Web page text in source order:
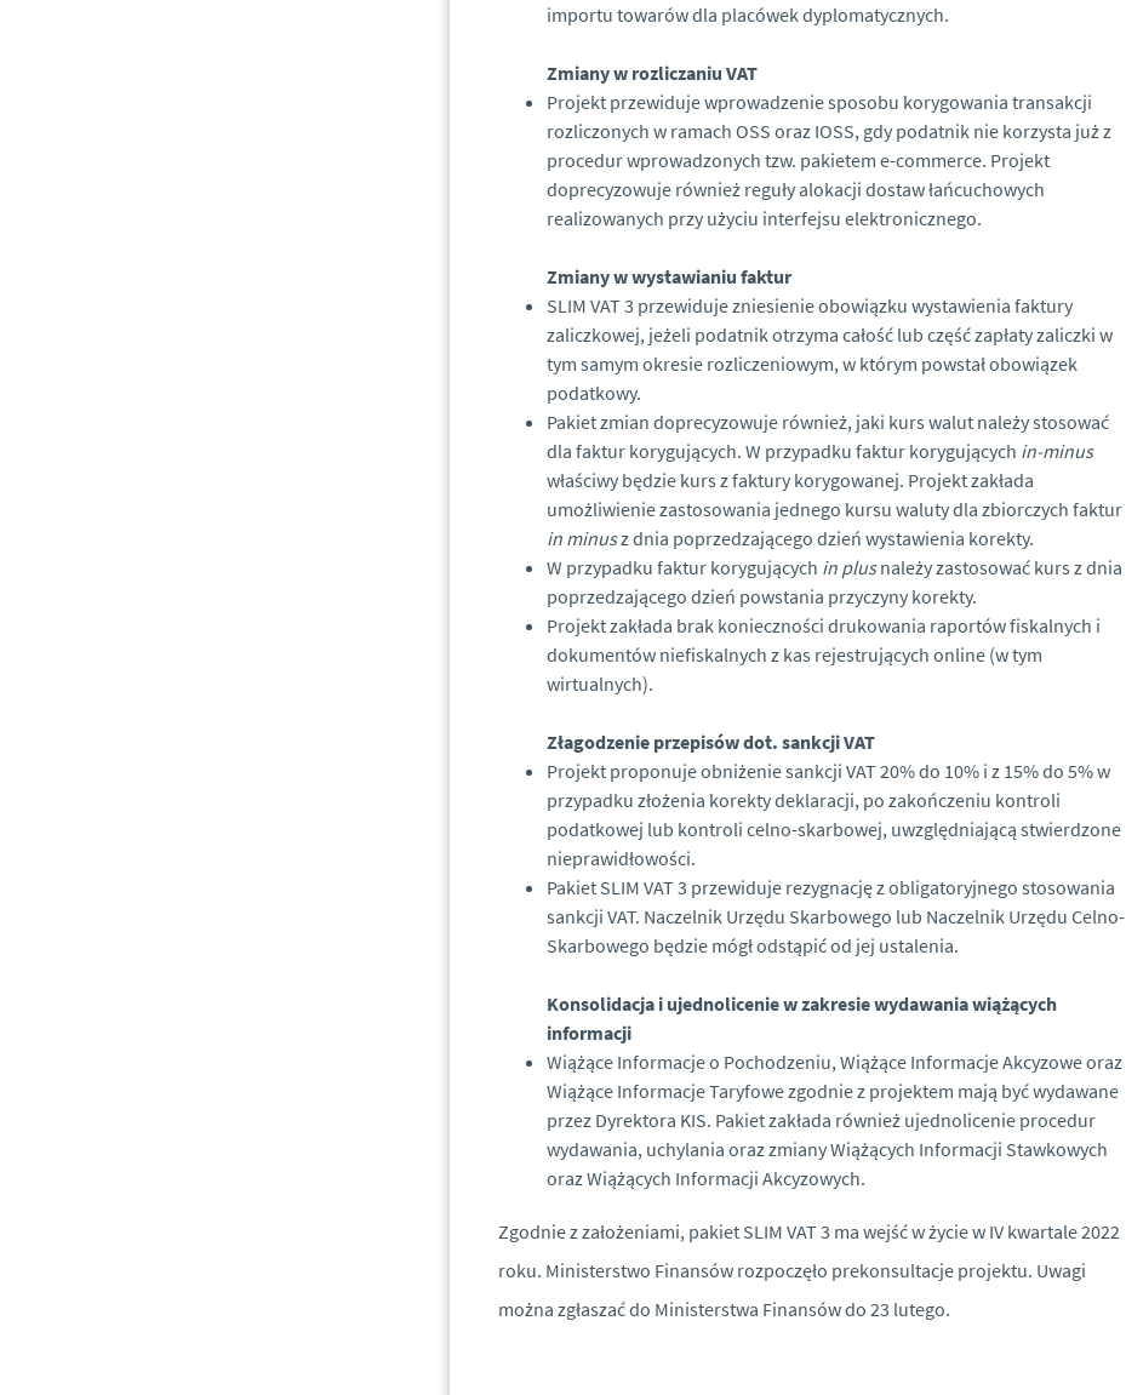
importu towarów dla placówek dyplomatycznych.
Zmiany w rozliczaniu VAT
Projekt przewiduje wprowadzenie sposobu korygowania transakcji
rozliczonych w ramach OSS oraz IOSS, gdy podatnik nie korzysta już z
procedur wprowadzonych tzw. pakietem e-commerce. Projekt
doprecyzowuje również reguły alokacji dostaw łańcuchowych
realizowanych przy użyciu interfejsu elektronicznego.
Zmiany w wystawianiu faktur
SLIM VAT 3 przewiduje zniesienie obowiązku wystawienia faktury
zaliczkowej, jeżeli podatnik otrzyma całość lub część zapłaty zaliczki w
tym samym okresie rozliczeniowym, w którym powstał obowiązek
podatkowy.
Pakiet zmian doprecyzowuje również, jaki kurs walut należy stosować
dla faktur korygujących. W przypadku faktur korygujących in-minus
właściwy będzie kurs z faktury korygowanej. Projekt zakłada
umożliwienie zastosowania jednego kursu waluty dla zbiorczych faktur
in minusz dnia poprzedzającego dzień wystawienia korekty.
W przypadku faktur korygujących in plusnależy zastosować kurs z dnia
poprzedzającego dzień powstania przyczyny korekty.
Projekt zakłada brak konieczności drukowania raportów fiskalnych i
dokumentów niefiskalnych z kas rejestrujących online (w tym
wirtualnych).
Złagodzenie przepisów dot. sankcji VAT
Projekt proponuje obniżenie sankcji VAT 20% do 10% i z 15% do 5% w
przypadku złożenia korekty deklaracji, po zakończeniu kontroli
podatkowej lub kontroli celno-skarbowej, uwzględniającą stwierdzone
nieprawidłowości.
Pakiet SLIM VAT 3 przewiduje rezygnację z obligatoryjnego stosowania
sankcji VAT. Naczelnik Urzędu Skarbowego lub Naczelnik Urzędu Celno-
Skarbowego będzie mógł odstąpić od jej ustalenia.
Konsolidacja i ujednolicenie w zakresie wydawania wiążących
informacji
Wiążące Informacje o Pochodzeniu, Wiążące Informacje Akcyzowe oraz
Wiążące Informacje Taryfowe zgodnie z projektem mają być wydawane
przez Dyrektora KIS. Pakiet zakłada również ujednolicenie procedur
wydawania, uchylania oraz zmiany Wiążących Informacji Stawkowych
oraz Wiążących Informacji Akcyzowych.
Zgodnie z założeniami, pakiet SLIM VAT 3 ma wejść w życie w IV kwartale 2022
roku. Ministerstwo Finansów rozpoczęło prekonsultacje projektu. Uwagi
można zgłaszać do Ministerstwa Finansów do 23 lutego.